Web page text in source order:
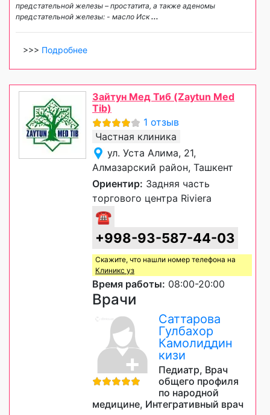
предстательной железы – простатита, а также аденомы
предстательной железы: - масло Иск...
>>> Подробнее
Зайтун Мед Тиб (Zaytun Med
Tib)
1 отзыв
Частная клиника
ул. Уста Алима, 21,
Алмазарский район, Ташкент
Ориентир: Задняя часть
торгового центра Riviera
☎
+998-93-587-44-03
Скажите, что нашли номер телефона на
Клиникс уз
Время работы: 08:00-20:00
Врачи
Саттарова
Гулбахор
Камолиддин
кизи
Педиатр, Врач
общего профиля
по народной
медицине, Интегративный врач